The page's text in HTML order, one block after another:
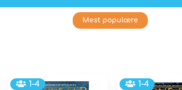
Mest populære
1-4 1-4